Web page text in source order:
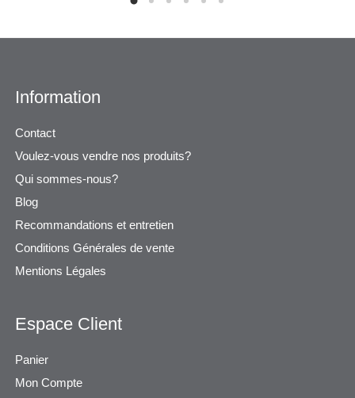
Information
Contact
Voulez-vous vendre nos produits?
Qui sommes-nous?
Blog
Recommandations et entretien
Conditions Générales de vente
Mentions Légales
Espace Client
Panier
Mon Compte